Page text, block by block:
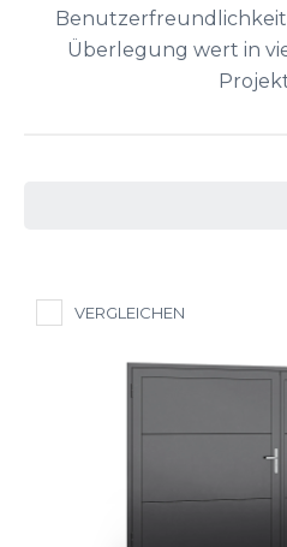
Benutzerfreundlichkeit
Überlegung wert in
VERGLEICHEN